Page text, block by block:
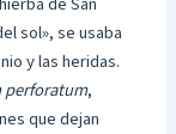
sol», se usaba
y las heridas.
,
que dejan